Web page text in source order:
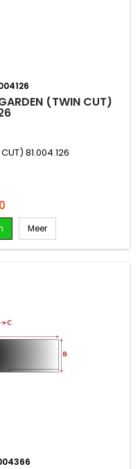
(TWIN CUT)
81.004.126
Meer